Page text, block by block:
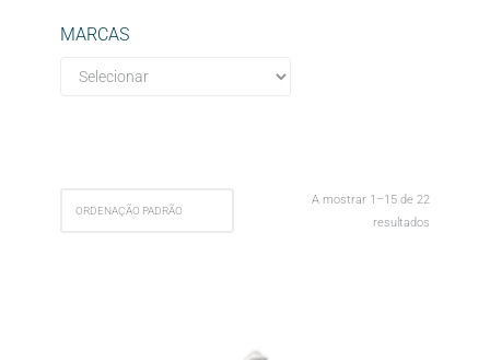
MARCAS
A mostrar 1–15 de 22
resultados